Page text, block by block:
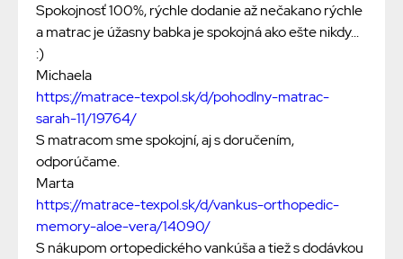
Spokojnosť 100%, rýchle dodanie až nečakano rýchle
a matrac je úžasny babka je spokojná ako ešte nikdy...
:)
Michaela
https://matrace-texpol.sk/d/pohodlny-matrac-
sarah-11/19764/
S matracom sme spokojní, aj s doručením,
odporúčame.
Marta
https://matrace-texpol.sk/d/vankus-orthopedic-
memory-aloe-vera/14090/
S nákupom ortopedického vankúša a tiež s dodávkou